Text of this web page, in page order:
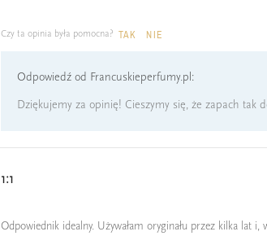
Czy ta opinia była pomocna? TAK NIE
Odpowiedź od Francuskieperfumy.pl:
Dziękujemy za opinię! Cieszymy się, że zapach tak
1:1
Odpowiednik idealny. Używałam oryginału przez kilka lat